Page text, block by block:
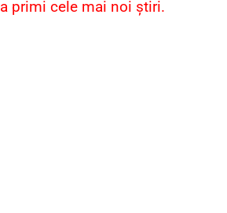
a primi cele mai noi știri.